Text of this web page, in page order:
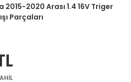
2015-2020 Arası 1.4 16V Triger
Parçaları